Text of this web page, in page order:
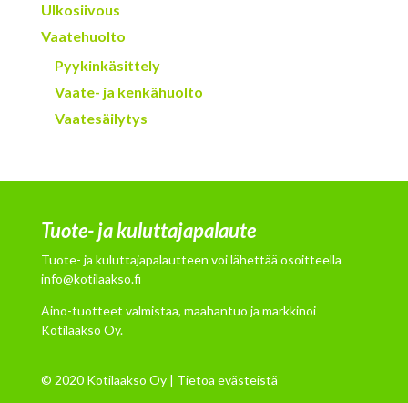
Ulkosiivous
Vaatehuolto
Pyykinkäsittely
Vaate- ja kenkähuolto
Vaatesäilytys
Tuote- ja kuluttajapalaute
Tuote- ja kuluttajapalautteen voi lähettää osoitteella
info@kotilaakso.fi
Aino-tuotteet valmistaa, maahantuo ja markkinoi
Kotilaakso Oy.
© 2020 Kotilaakso Oy | Tietoa evästeistä